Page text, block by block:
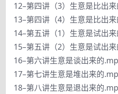
12–第四讲（3）生意是比出
13–第四讲（4）生意是比出
14–第五讲（1）生意是试出
15–第五讲（2）生意是试出
16–第六讲生意是谈出来的
17–第七讲生意是堆出来的
18–第八讲生意是退出来的